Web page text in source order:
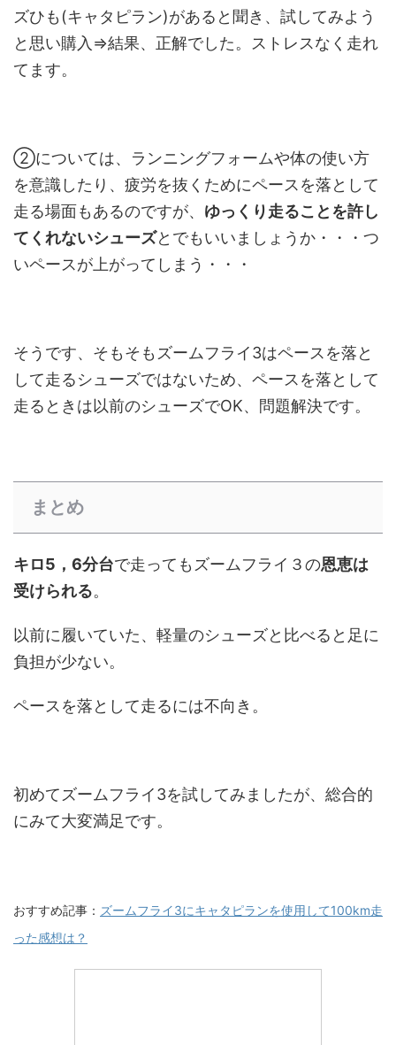
ズひも(キャタピラン)があると聞き、試してみよう
と思い購入⇒結果、正解でした。ストレスなく走れ
てます。
②については、ランニングフォームや体の使い方
を意識したり、疲労を抜くためにペースを落として
走る場面もあるのですが、 ゆっくり走ることを許し
てくれないシューズとでもいいましょうか・・・つ
いペースが上がってしまう・・・
そうです、そもそもズームフライ3はペースを落と
して走るシューズではないため、ペースを落として
走るときは以前のシューズでOK、問題解決です。
まとめ
キロ5，6分台で走ってもズームフライ３の恩恵は
受けられる。
以前に履いていた、軽量のシューズと比べると足に
負担が少ない。
ペースを落として走るには不向き。
初めてズームフライ3を試してみましたが、総合的
にみて大変満足です。
おすすめ記事： ズームフライ3にキャタピランを使用して100km走
った感想は？